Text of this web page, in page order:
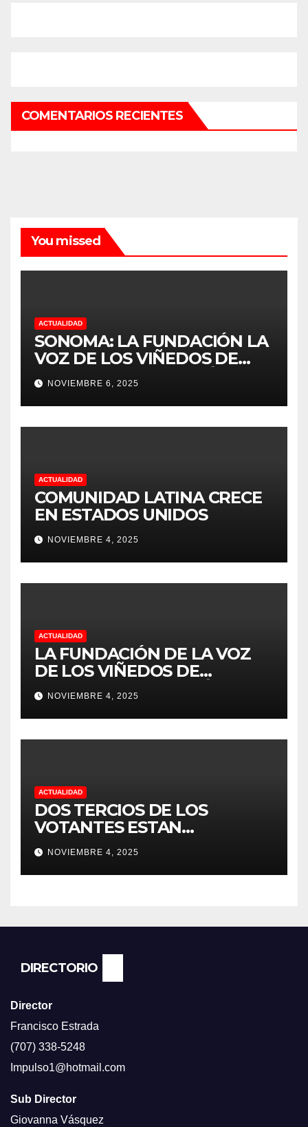
COMENTARIOS RECIENTES
You missed
ACTUALIDAD
SONOMA: LA FUNDACIÓN LA
VOZ DE LOS VIÑEDOS DE
SONOMA, RECONOCIÓ A LOS
TRABAJADORES DEL MES DE
FEBRERO POR SU GRAN
TRABAJO EN LA PODA DE
NOVIEMBRE 6, 2025
ACTUALIDAD
COMUNIDAD LATINA CRECE
EN ESTADOS UNIDOS
NOVIEMBRE 4, 2025
ACTUALIDAD
LA FUNDACIÓN DE LA VOZ
DE LOS VIÑEDOS DE
SONOMA RECONOCIÓ A
CUATRO “ EMPLEADOS DEL
MES” POR SU LIDERAZGO Y
DEDICACIÓN EN LOS
NOVIEMBRE 4, 2025
ACTUALIDAD
DOS TERCIOS DE LOS
VOTANTES ESTAN
FRUSTRADOS CON TRUMP
PORQUE EL COSTO DE VIDA
CADA DIA SUBE Y LA
NEWS.
NOVIEMBRE 4, 2025
DIRECTORIO
Director
Francisco Estrada
(707) 338-5248
Impulso1@hotmail.com
Sub Director
Giovanna Vásquez